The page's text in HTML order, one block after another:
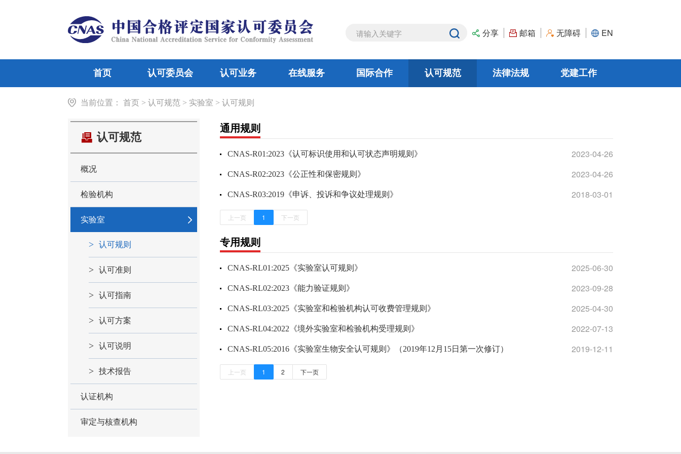
分享 邮箱 无障碍 EN
首页 认可委员会
机构介绍 领导信息 组织机构
认可业务
检验机构 实验室
在线服务 国际合作
全球认可合作组织
认可规范 法律法规 党建工作
当前位置： 首页 >认可规范 > 实验室 >认可规则
认可规范
概况
检验机构
实验室
认可规则
认可准则
认可指南
认可方案
认可说明
技术报告
认证机构
审定与核查机构
通用规则
CNAS-R01:2023《认可标识使用和认可状态声明规则》 2023-04-26
CNAS-R02:2023《公正性和保密规则》 2023-04-26
CNAS-R03:2019《申诉、投诉和争议处理规则》 2018-03-01
上一页 1 下一页
专用规则
CNAS-RL01:2025《实验室认可规则》 2025-06-30
CNAS-RL02:2023《能力验证规则》 2023-09-28
CNAS-RL03:2025《实验室和检验机构认可收费管理规则》 2025-04-30
CNAS-RL04:2022《境外实验室和检验机构受理规则》 2022-07-13
CNAS-RL05:2016《实验室生物安全认可规则》（2019年12月15日第一次修订） 2019-12-11
上一页 1 2 下一页